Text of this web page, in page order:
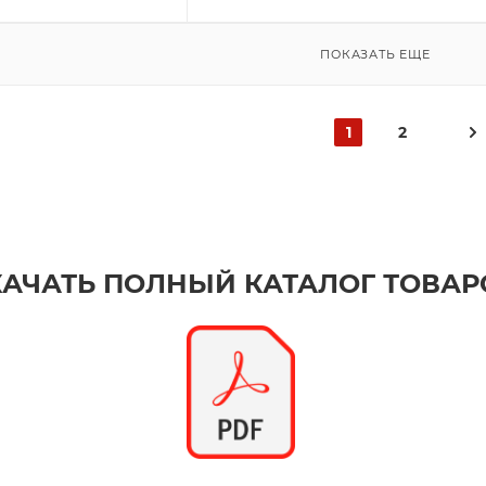
ПОКАЗАТЬ ЕЩЕ
1 2
ПОЛНЫЙ КАТАЛОГ